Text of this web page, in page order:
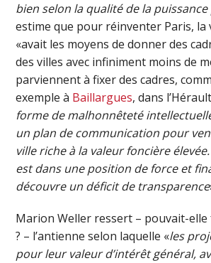
bien selon la qualité de la
estime que pour réinventer Paris, la
«avait les moyens de donner des
des villes avec infiniment moins de
parviennent à fixer des cadres,
exemple à Baillargues, dans
forme de malhonnêteté
un plan de communication pour
ville riche à la valeur foncière
est dans une position de force et
découvre un déficit de transparence
Marion Weller ressert – pouvait-
? – l’antienne selon laquelle «les
pour leur valeur d’intérêt général,